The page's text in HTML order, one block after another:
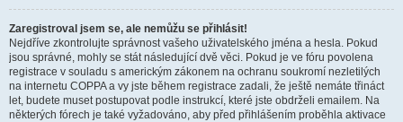
Zaregistroval jsem se, ale nemůžu se přihlásit!
Nejdříve zkontrolujte správnost vašeho uživatelského jména a hesla. Pokud
jsou správné, mohly se stát následující dvě věci. Pokud je ve fóru povolena
registrace v souladu s americkým zákonem na ochranu soukromí nezletilých
na internetu COPPA a vy jste během registrace zadali, že ještě nemáte třináct
let, budete muset postupovat podle instrukcí, které jste obdrželi emailem. Na
některých fórech je také vyžadováno, aby před přihlášením proběhla aktivace